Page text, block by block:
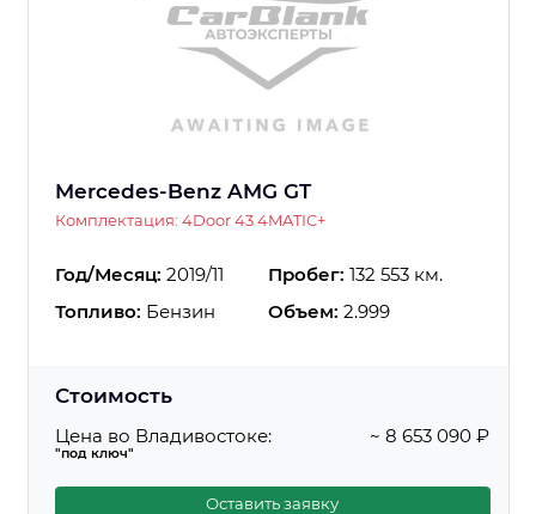
Mercedes-Benz AMG GT
Комплектация: 4Door 43 4MATIC+
Год/Месяц: 2019/11 Пробег: 132 553 км.
Топливо: Бензин Объем: 2.999
Стоимость
Цена во Владивостоке:
"под ключ"
~ 8 653 090 ₽
Оставить заявку